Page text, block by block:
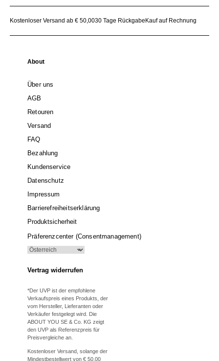
Kostenloser Versand ab € 50,0030 Tage Rückgabe Kauf auf Rechnung
About
Über uns
AGB
Retouren
Versand
FAQ
Bezahlung
Kundenservice
Datenschutz
Impressum
Barrierefreiheitserklärung
Produktsicherheit
Präferenzcenter (Consentmanagement)
Vertrag widerrufen
*Der UVP ist der empfohlene
Verkaufspreis eines Produkts, der
vom Hersteller, Lieferanten oder
Verkäufer festgelegt wird. Die
ABOUT YOU SE & Co. KG zeigt
den UVP als Referenzpreis für
Preisvergleiche an.
Kostenloser Versand, solange der
Mindestbestellwert von € 50,00